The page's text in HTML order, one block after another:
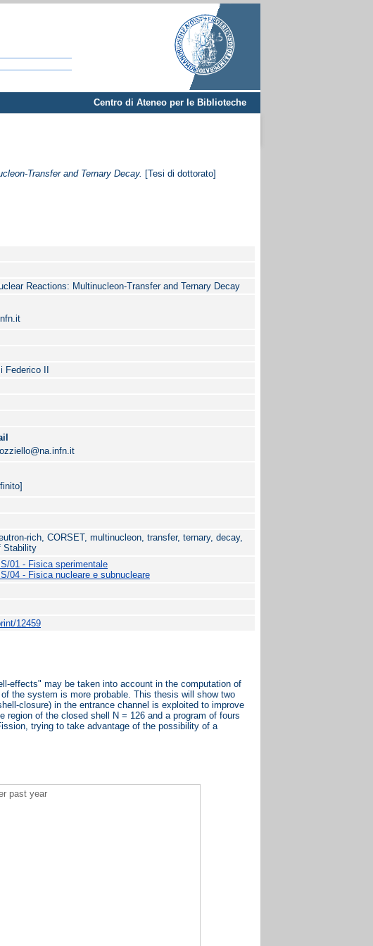
Centro di Ateneo per le Biblioteche
Transfer and Ternary Decay. [Tesi di dottorato]
Reactions: Multinucleon-Transfer and Ternary Decay
II
rich, CORSET, multinucleon, transfer, ternary, decay,
Stability
01 - Fisica sperimentale
04 - Fisica nucleare e subnucleare
12459
effects" may be taken into account in the computation of
the system is more probable. This thesis will show two
closure) in the entrance channel is exploited to improve
of the closed shell N = 126 and a program of fours
trying to take advantage of the possibility of a
past year